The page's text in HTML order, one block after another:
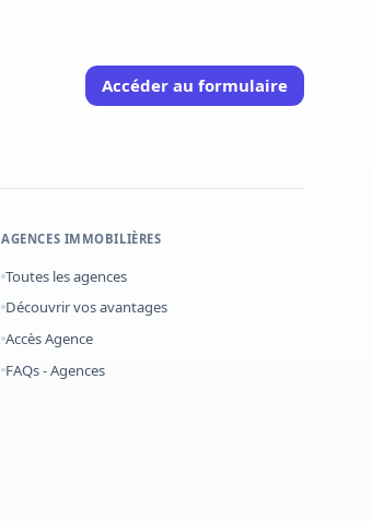
Accéder au formulaire
AGENCES IMMOBILIÈRES
Toutes les agences
Découvrir vos avantages
Accès Agence
FAQs - Agences